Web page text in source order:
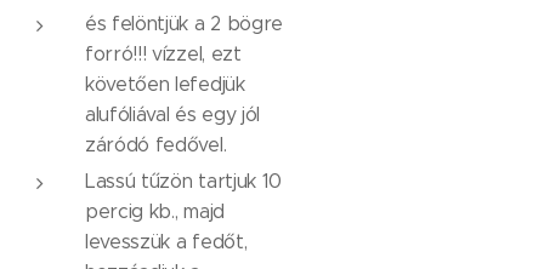
és felöntjük a 2 bögre
forró!!! vízzel, ezt
követően lefedjük
alufóliával és egy jól
záródó fedővel.
Lassú tűzön tartjuk 10
percig kb., majd
levesszük a fedőt,